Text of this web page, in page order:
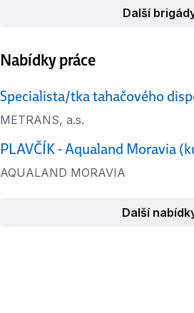
Další
Nabídky práce
Specialista/tka tahačového
METRANS, a.s.
PLAVČÍK - Aqualand Moravia
AQUALAND MORAVIA
Další